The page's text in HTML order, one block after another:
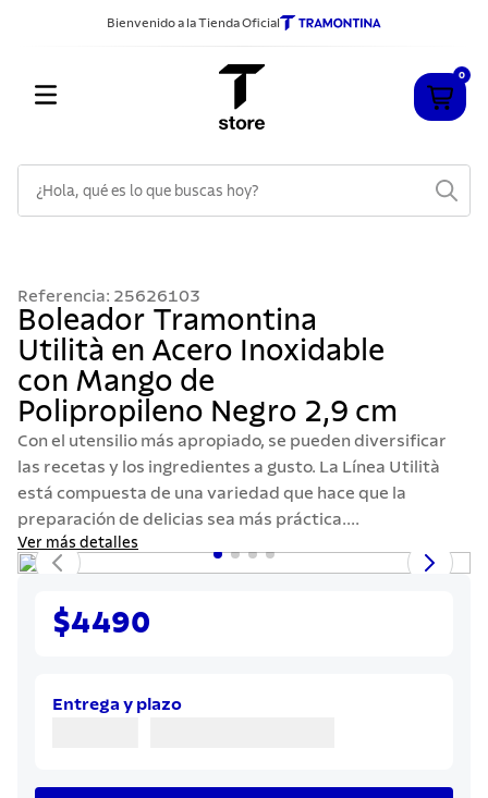
Bienvenido a la Tienda Oficial
0
Referencia: 25626103
Boleador Tramontina
Utilità en Acero Inoxidable
con Mango de
Polipropileno Negro 2,9 cm
Con el utensilio más apropiado, se pueden diversificar
las recetas y los ingredientes a gusto. La Línea Utilità
está compuesta de una variedad que hace que la
preparación de delicias sea más práctica....
Ver más detalles
$4490
Entrega y plazo
2.
sarten
3.
cubiertos
4.
ollas
5.
acero inoxidable
6.
grano
7.
solar
8.
cuchillo
442
10. termo